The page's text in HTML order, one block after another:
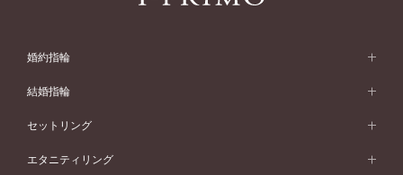
婚約指輪
婚約指輪 (エンゲージリング)
婚約指輪一覧
結婚指輪
結婚指輪 (マリッジリング)
結婚指輪一覧
セットリング
セットリング
エタニティリング